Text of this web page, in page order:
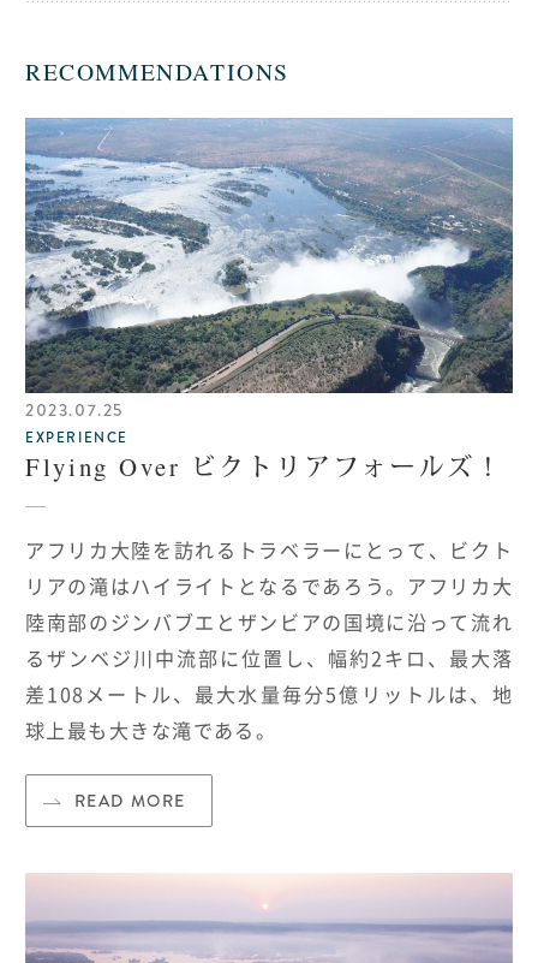
RECOMMENDATIONS
2023.07.25
EXPERIENCE
Flying Over ビクトリアフォールズ！
アフリカ大陸を訪れるトラベラーにとって、ビクト
リアの滝はハイライトとなるであろう。アフリカ大
陸南部のジンバブエとザンビアの国境に沿って流れ
るザンベジ川中流部に位置し、幅約2キロ、最大落
差108メートル、最大水量毎分5億リットルは、地
球上最も大きな滝である。
READ MORE